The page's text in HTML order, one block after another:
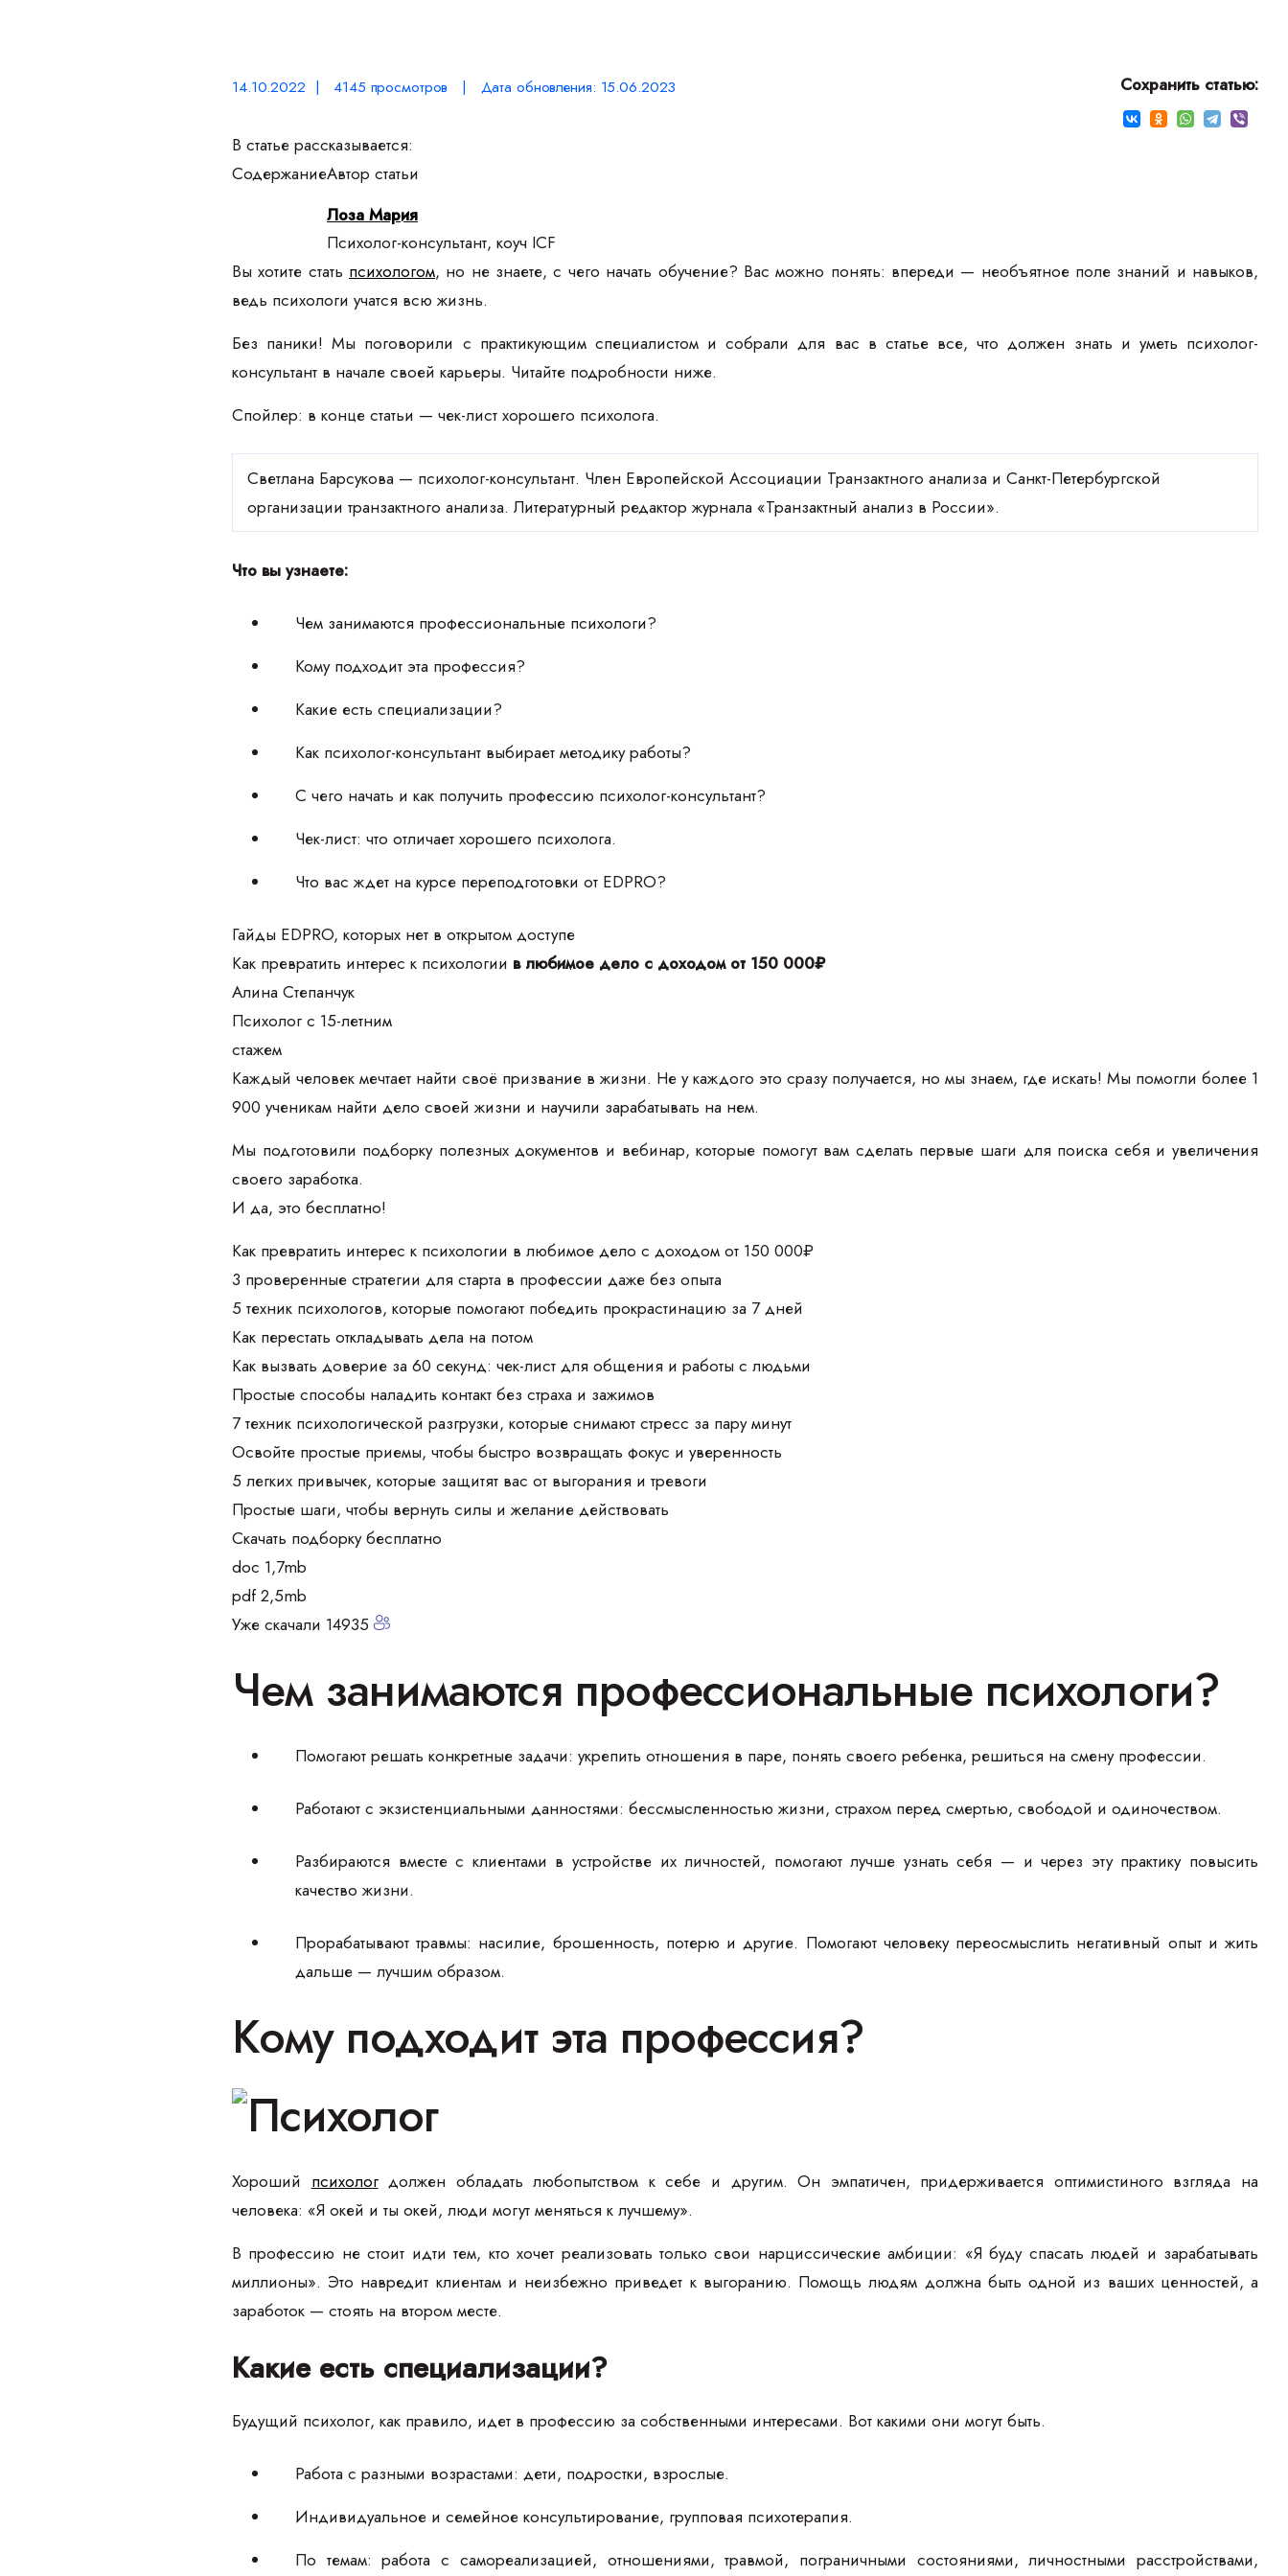
14.10.2022 | 4145 просмотров | Дата обновления: 15.06.2023 Сохранить статью:
В статье рассказывается:
СодержаниеАвтор статьи
Лоза Мария
Психолог-консультант, коуч ICF
Вы хотите стать психологом, но не знаете, с чего начать обучение? Вас можно понять: впереди — необъятное поле знаний и навыков,
ведь психологи учатся всю жизнь.
Без паники! Мы поговорили с практикующим специалистом и собрали для вас в статье все, что должен знать и уметь психолог-
консультант в начале своей карьеры. Читайте подробности ниже.
Спойлер: в конце статьи — чек-лист хорошего психолога.
Светлана Барсукова — психолог-консультант. Член Европейской Ассоциации Транзактного анализа и Санкт-Петербургской
организации транзактного анализа. Литературный редактор журнала «Транзактный анализ в России».
Что вы узнаете:
Чем занимаются профессиональные психологи?
Кому подходит эта профессия?
Какие есть специализации?
Как психолог-консультант выбирает методику работы?
С чего начать и как получить профессию психолог-консультант?
Чек-лист: что отличает хорошего психолога.
Что вас ждет на курсе переподготовки от EDPRO?
Гайды EDPRO, которых нет в открытом доступе
Как превратить интерес к психологии в любимое дело с доходом от 150 000₽
Алина Степанчук
Психолог с 15-летним
стажем
Каждый человек мечтает найти своё призвание в жизни. Не у каждого это сразу получается, но мы знаем, где искать! Мы помогли более 1
900 ученикам найти дело своей жизни и научили зарабатывать на нем.
Мы подготовили подборку полезных документов и вебинар, которые помогут вам сделать первые шаги для поиска себя и увеличения
своего заработка.
И да, это бесплатно!
Как превратить интерес к психологии в любимое дело с доходом от 150 000₽
3 проверенные стратегии для старта в профессии даже без опыта
5 техник психологов, которые помогают победить прокрастинацию за 7 дней
Как перестать откладывать дела на потом
Как вызвать доверие за 60 секунд: чек-лист для общения и работы с людьми
Простые способы наладить контакт без страха и зажимов
7 техник психологической разгрузки, которые снимают стресс за пару минут
Освойте простые приемы, чтобы быстро возвращать фокус и уверенность
5 легких привычек, которые защитят вас от выгорания и тревоги
Простые шаги, чтобы вернуть силы и желание действовать
Скачать подборку бесплатно
doc 1,7mb
pdf 2,5mb
Уже скачали 14935
Чем занимаются профессиональные психологи?
Помогают решать конкретные задачи: укрепить отношения в паре, понять своего ребенка, решиться на смену профессии.
Работают с экзистенциальными данностями: бессмысленностью жизни, страхом перед смертью, свободой и одиночеством.
Разбираются вместе с клиентами в устройстве их личностей, помогают лучше узнать себя — и через эту практику повысить
качество жизни.
Прорабатывают травмы: насилие, брошенность, потерю и другие. Помогают человеку переосмыслить негативный опыт и жить
дальше — лучшим образом.
Кому подходит эта профессия?
Хороший психологдолжен обладать любопытством к себе и другим. Он эмпатичен, придерживается оптимистиного взгляда на
человека: «Я окей и ты окей, люди могут меняться к лучшему».
В профессию не стоит идти тем, кто хочет реализовать только свои нарциссические амбиции: «Я буду спасать людей и зарабатывать
миллионы». Это навредит клиентам и неизбежно приведет к выгоранию. Помощь людям должна быть одной из ваших ценностей, а
заработок — стоять на втором месте.
Какие есть специализации?
Будущий психолог, как правило, идет в профессию за собственными интересами. Вот какими они могут быть.
Работа с разными возрастами: дети, подростки, взрослые.
Индивидуальное и семейное консультирование, групповая психотерапия.
По темам: работа с самореализацией, отношениями, травмой, пограничными состояниями, личностными расстройствами,